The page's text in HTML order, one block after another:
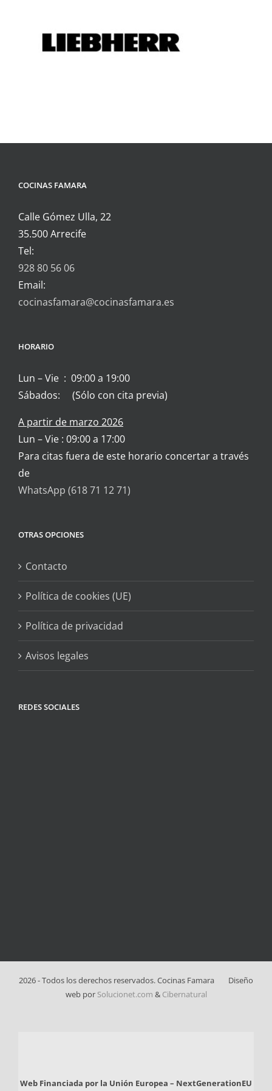
COCINAS FAMARA
Calle Gómez Ulla, 22
35.500 Arrecife
Tel:
928 80 56 06
Email:
cocinasfamara@cocinasfamara.es
HORARIO
Lun – Vie : 09:00 a 19:00
Sábados: (Sólo con cita previa)
A partir de marzo 2026
Lun – Vie : 09:00 a 17:00
Para citas fuera de este horario concertar a través
de
WhatsApp (618 71 12 71)
OTRAS OPCIONES
Contacto
Política de cookies (UE)
Política de privacidad
Avisos legales
REDES SOCIALES
2026 - Todos los derechos reservados. Cocinas Famara
Diseño
web por Solucionet.com & Cibernatural
Web Financiada por la Unión Europea – NextGenerationEU